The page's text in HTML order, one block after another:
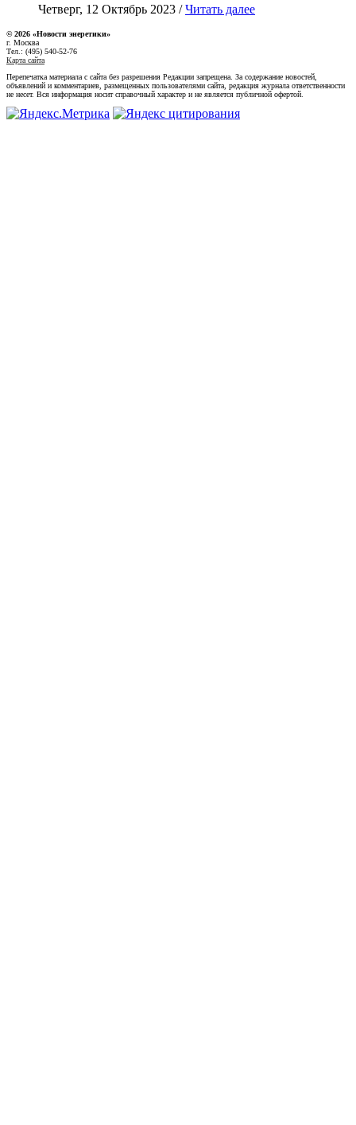
Четверг, 12 Октябрь 2023 /Читать далее
© 2026 «Новости энеретики»
г. Москва
Тел.: (495) 540-52-76
Карта сайта
Перепечатка материала с сайта без разрешения Редакции запрещена. За содержание новостей,
объявлений и комментариев, размещенных пользователями сайта, редакция журнала ответственности
не несет. Вся информация носит справочный характер и не является публичной офертой.